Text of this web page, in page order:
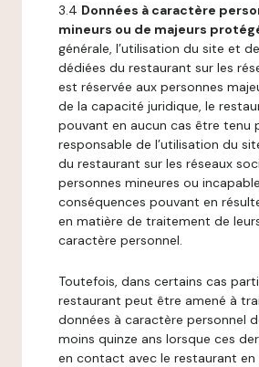
3.4 Données à caractère
mineurs ou de majeurs
générale, l’utilisation du site et
dédiées du restaurant sur les
est réservée aux personnes
de la capacité juridique, le
pouvant en aucun cas être tenu
responsable de l’utilisation du
du restaurant sur les réseaux
personnes mineures ou
conséquences pouvant en
en matière de traitement de
caractère personnel.
Toutefois, dans certains cas
restaurant peut être amené à
données à caractère personnel
moins quinze ans lorsque ces
en contact avec le restaurant en